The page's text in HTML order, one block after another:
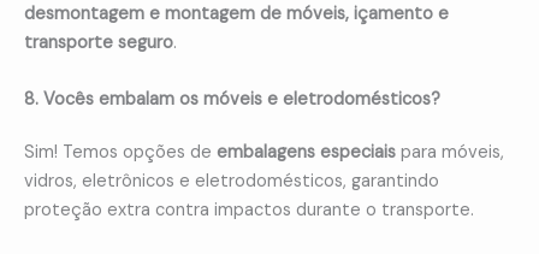
desmontagem e montagem de móveis, içamento e
transporte seguro.
8. Vocês embalam os móveis e eletrodomésticos?
Sim! Temos opções de embalagens especiais para móveis,
vidros, eletrônicos e eletrodomésticos, garantindo
proteção extra contra impactos durante o transporte.